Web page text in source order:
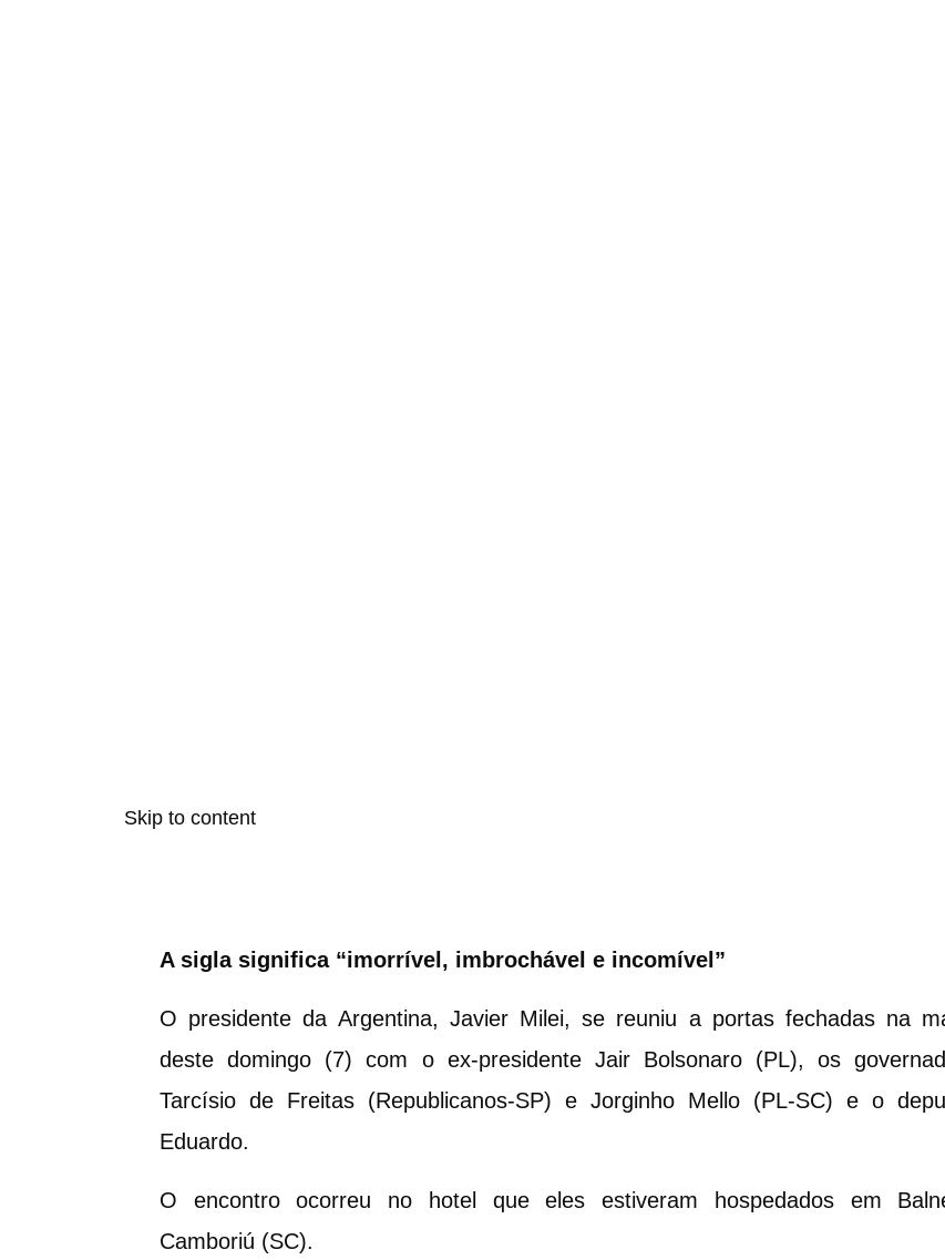
Skip to content
A sigla significa “imorrível, imbrochável e incomível”
O presidente da Argentina, Javier Milei, se reuniu a portas fechadas na
deste domingo (7) com o ex-presidente Jair Bolsonaro (PL), os
Tarcísio de Freitas (Republicanos-SP) e Jorginho Mello (PL-SC) e o
Eduardo.
O encontro ocorreu no hotel que eles estiveram hospedados em
Camboriú (SC).